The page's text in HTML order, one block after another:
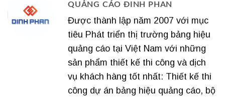
QUẢNG CÁO ĐINH PHAN
Được thành lập năm 2007 với mục
tiêu Phát triển thị trường bảng hiệu
quảng cáo tại Việt Nam với những
sản phẩm thiết kế thi công và dịch
vụ khách hàng tốt nhất: Thiết kế thi
công dự án bảng hiệu quảng cáo, bộ